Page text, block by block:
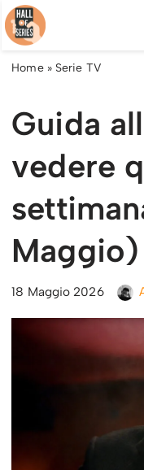
Vai
al
Home» Serie TV
Guida
vedere
Maggio)
18 Maggio 2026